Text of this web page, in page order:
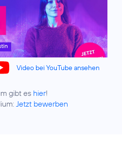
Video bei YouTube ansehen
gibt es hier!
Jetzt bewerben